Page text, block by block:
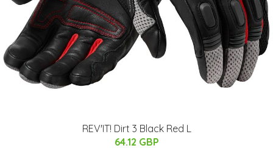
REV'IT! Dirt 3 Black Red L
64.12 GBP